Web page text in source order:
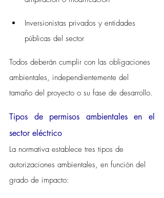
Inversionistas privados y entidades
públicas del sector
Todos deberán cumplir con las obligaciones
ambientales, independientemente del
tamaño del proyecto o su fase de desarrollo.
Tipos de permisos ambientales en el
sector eléctrico
La normativa establece tres tipos de
autorizaciones ambientales, en función del
grado de impacto: